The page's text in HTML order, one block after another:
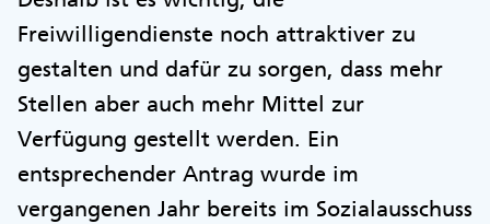
Freiwilligendienste noch attraktiver zu
gestalten und dafür zu sorgen, dass mehr
Stellen aber auch mehr Mittel zur
Verfügung gestellt werden. Ein
entsprechender Antrag wurde im
vergangenen Jahr bereits im Sozialausschuss